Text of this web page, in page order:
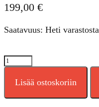
199,00 €
Saatavuus: Heti varastosta
Phoenix
Gold
ZXM500.4
kanavainen
Lisää ostoskoriin